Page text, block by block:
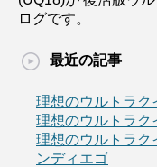
ログです。
最近の記事
理想のウルトラク
理想のウルトラク
理想のウルトラク
ンディエゴ